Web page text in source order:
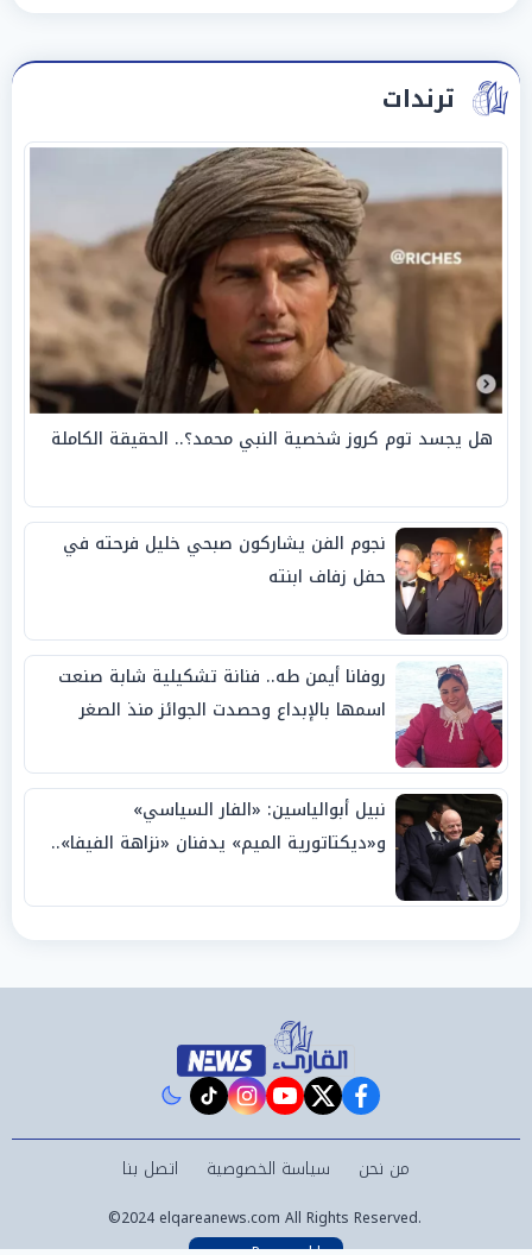
ترندات
هل يجسد توم كروز شخصية النبي محمد؟.. الحقيقة الكاملة
نجوم الفن يشاركون صبحي خليل فرحته في
حفل زفاف ابنته
روفانا أيمن طه.. فنانة تشكيلية شابة صنعت
اسمها بالإبداع وحصدت الجوائز منذ الصغر
نبيل أبوالياسين: «الفار السياسي»
و«ديكتاتورية الميم» يدفنان «نزاهة الفيفا»..
facebook
twitter
youtube
instagram
tiktok
من نحن سياسة الخصوصية اتصل بنا
©2024 elqareanews.com All Rights Reserved.